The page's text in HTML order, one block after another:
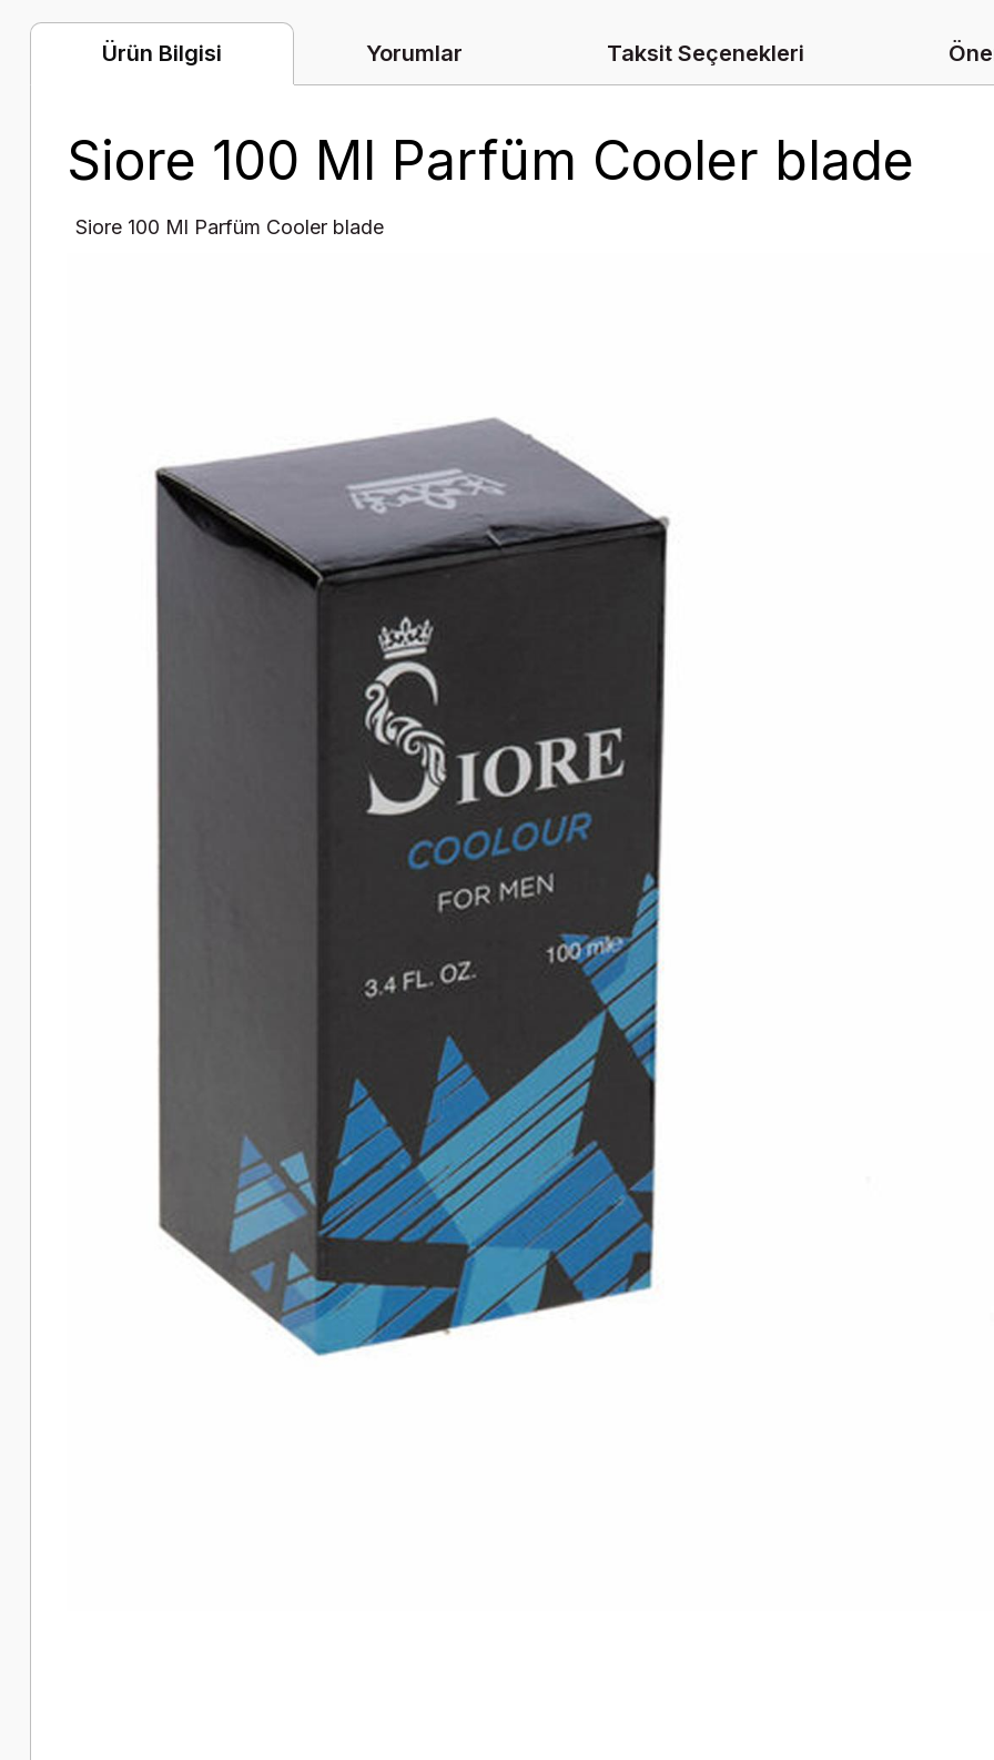
Ürün Bilgisi Yorumlar Taksit Seçenekleri
Siore 100 Ml Parfüm Cooler blade
Siore 100 Ml Parfüm Cooler blade